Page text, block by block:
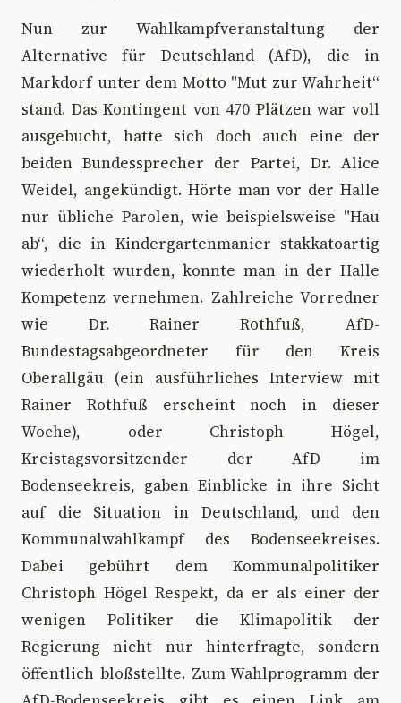
Nun zur Wahlkampfveranstaltung der
Alternative für Deutschland (AfD), die in
Markdorf unter dem Motto "Mut zur Wahrheit“
stand. Das Kontingent von 470 Plätzen war voll
ausgebucht, hatte sich doch auch eine der
beiden Bundessprecher der Partei, Dr. Alice
Weidel, angekündigt. Hörte man vor der Halle
nur übliche Parolen, wie beispielsweise "Hau
ab“, die in Kindergartenmanier stakkatoartig
wiederholt wurden, konnte man in der Halle
Kompetenz vernehmen. Zahlreiche Vorredner
wie Dr. Rainer Rothfuß, AfD-
Bundestagsabgeordneter für den Kreis
Oberallgäu (ein ausführliches Interview mit
Rainer Rothfuß erscheint noch in dieser
Woche), oder Christoph Högel,
Kreistagsvorsitzender der AfD im
Bodenseekreis, gaben Einblicke in ihre Sicht
auf die Situation in Deutschland, und den
Kommunalwahlkampf des Bodenseekreises.
Dabei gebührt dem Kommunalpolitiker
Christoph Högel Respekt, da er als einer der
wenigen Politiker die Klimapolitik der
Regierung nicht nur hinterfragte, sondern
öffentlich bloßstellte. Zum Wahlprogramm der